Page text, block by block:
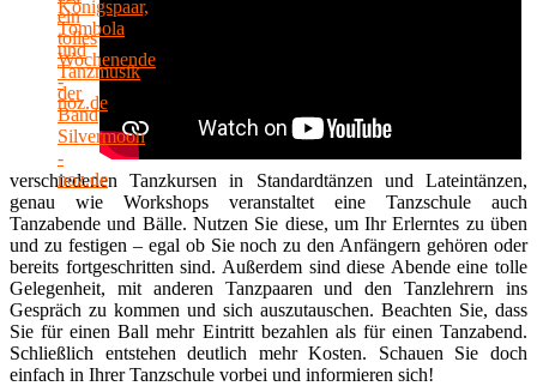
verschiedenen Tanzkursen in Standardtänzen und Lateintänzen,
genau wie Workshops veranstaltet eine Tanzschule auch
Tanzabende und Bälle. Nutzen Sie diese, um Ihr Erlerntes zu üben
und zu festigen – egal ob Sie noch zu den Anfängern gehören oder
bereits fortgeschritten sind. Außerdem sind diese Abende eine tolle
Gelegenheit, mit anderen Tanzpaaren und den Tanzlehrern ins
Gespräch zu kommen und sich auszutauschen. Beachten Sie, dass
Sie für einen Ball mehr Eintritt bezahlen als für einen Tanzabend.
Schließlich entstehen deutlich mehr Kosten. Schauen Sie doch
einfach in Ihrer Tanzschule vorbei und informieren sich!